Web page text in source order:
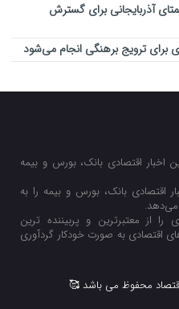
آذربایجانی برای گسترش
برای ترویج برهنگی انجام می‌شود
اخبار اقتصادی بانک، بورس و بیمه
اقتصادی بانک، بورس و بیمه را به
می‌‌دهد.
را از معتبرترین و پربیننده ترین
اقتصادی به صورت خودکار گردآوری
محفوظ می باشد 🥰